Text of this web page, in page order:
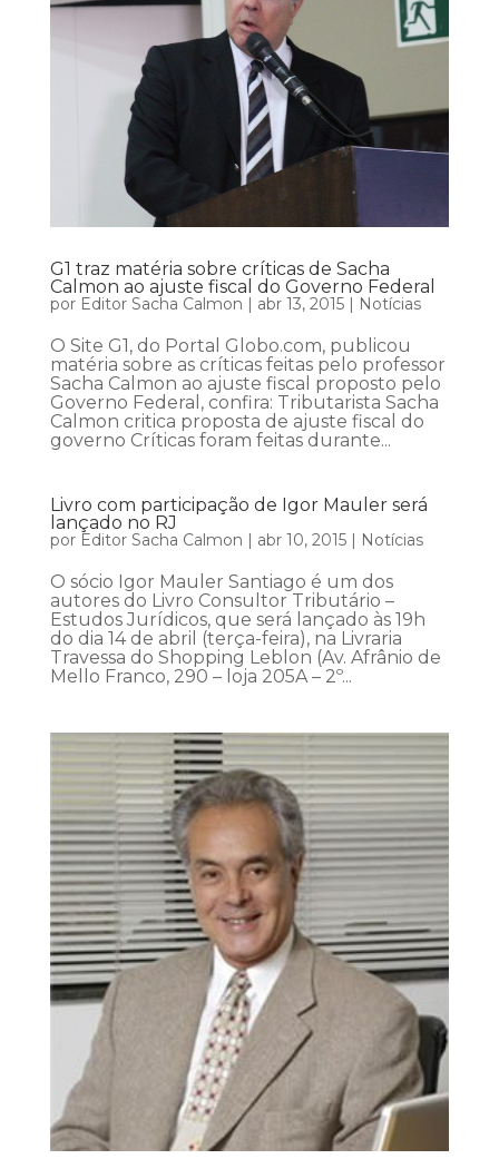
G1 traz matéria sobre críticas de Sacha
Calmon ao ajuste fiscal do Governo Federal
por Editor Sacha Calmon | abr 13, 2015| Notícias
O Site G1, do Portal Globo.com, publicou
matéria sobre as críticas feitas pelo professor
Sacha Calmon ao ajuste fiscal proposto pelo
Governo Federal, confira: Tributarista Sacha
Calmon critica proposta de ajuste fiscal do
governo Críticas foram feitas durante...
Livro com participação de Igor Mauler será
lançado no RJ
por Editor Sacha Calmon | abr 10, 2015| Notícias
O sócio Igor Mauler Santiago é um dos
autores do Livro Consultor Tributário –
Estudos Jurídicos, que será lançado às 19h
do dia 14 de abril (terça-feira), na Livraria
Travessa do Shopping Leblon (Av. Afrânio de
Mello Franco, 290 – loja 205A – 2º...